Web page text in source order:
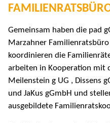
Gemeinsam haben die pad
Marzahner
koordinieren die
arbeiten in Kooperation mit
Meilenstein g UG , Dissens
und JaKus gGmbH und
ausgebildete